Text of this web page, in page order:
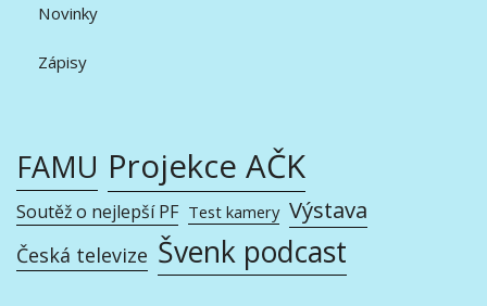
Novinky
Zápisy
FAMU Projekce AČK
Soutěž o nejlepší PF Test kamery Výstava
Česká televize Švenk podcast